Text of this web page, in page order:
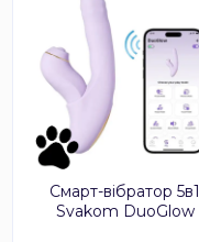
Смарт-вібратор 5в1
Svakom DuoGlow